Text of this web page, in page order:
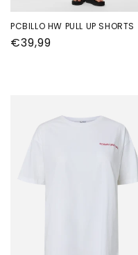
PCBILLO HW PULL UP SHORTS
Normale
€39,99